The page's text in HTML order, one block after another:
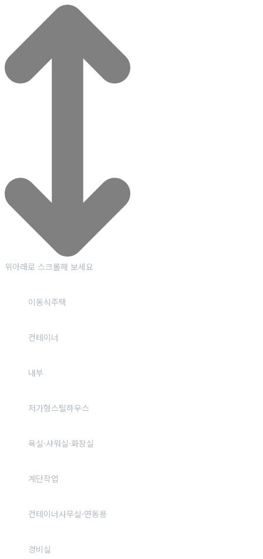
위아래로 스크롤해 보세요
이동식주택
컨테이너
내부
저가형스틸하우스
욕실·샤워실·화장실
계단작업
컨테이너사무실·연동용
경비실